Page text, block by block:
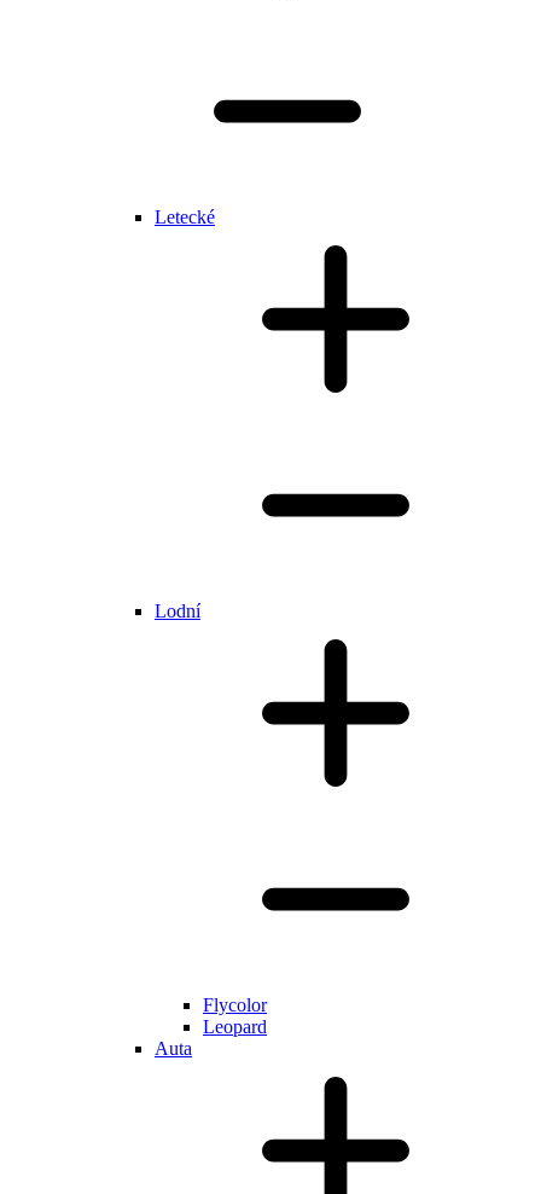
Letecké
Lodní
Flycolor
Leopard
Auta